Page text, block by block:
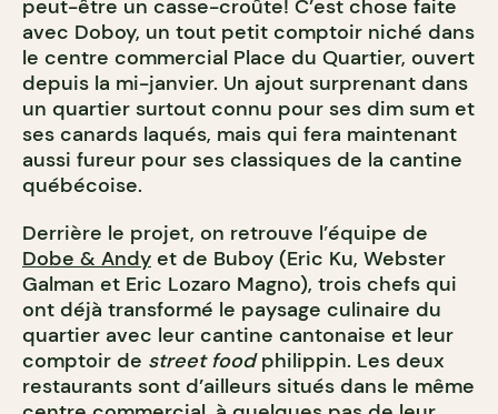
peut-être un casse-croûte! C’est chose faite
avec Doboy, un tout petit comptoir niché dans
le centre commercial Place du Quartier, ouvert
depuis la mi-janvier. Un ajout surprenant dans
un quartier surtout connu pour ses dim sum et
ses canards laqués, mais qui fera maintenant
aussi fureur pour ses classiques de la cantine
québécoise.
Derrière le projet, on retrouve l’équipe de
Dobe & Andy et de Buboy (Eric Ku, Webster
Galman et Eric Lozaro Magno), trois chefs qui
ont déjà transformé le paysage culinaire du
quartier avec leur cantine cantonaise et leur
comptoir de street foodphilippin. Les deux
restaurants sont d’ailleurs situés dans le même